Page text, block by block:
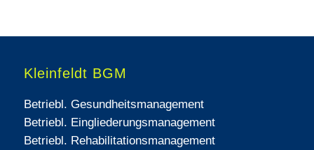
Kleinfeldt BGM
Betriebl. Gesundheitsmanagement
Betriebl. Eingliederungsmanagement
Betriebl. Rehabilitationsmanagement